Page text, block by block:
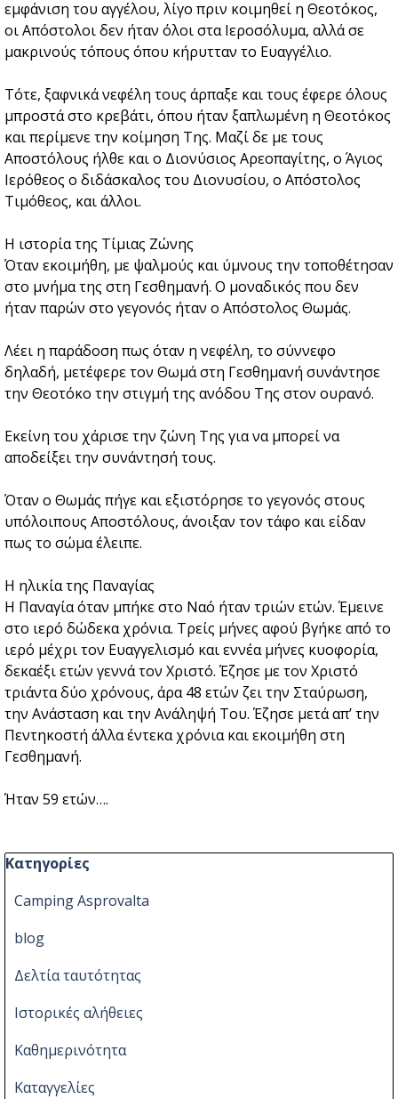
εμφάνιση του αγγέλου, λίγο πριν κοιμηθεί η Θεοτόκος,
οι Απόστολοι δεν ήταν όλοι στα Ιεροσόλυμα, αλλά σε
μακρινούς τόπους όπου κήρυτταν το Ευαγγέλιο.
Τότε, ξαφνικά νεφέλη τους άρπαξε και τους έφερε όλους
μπροστά στο κρεβάτι, όπου ήταν ξαπλωμένη η Θεοτόκος
και περίμενε την κοίμηση Της. Μαζί δε με τους
Αποστόλους ήλθε και ο Διονύσιος Aρεοπαγίτης, ο Άγιος
Ιερόθεος ο διδάσκαλος του Διονυσίου, ο Απόστολος
Τιμόθεος, και άλλοι.
Η ιστορία της Τίμιας Ζώνης
Όταν εκοιμήθη, με ψαλμούς και ύμνους την τοποθέτησαν
στο μνήμα της στη Γεσθημανή. Ο μοναδικός που δεν
ήταν παρών στο γεγονός ήταν ο Απόστολος Θωμάς.
Λέει η παράδοση πως όταν η νεφέλη, το σύννεφο
δηλαδή, μετέφερε τον Θωμά στη Γεσθημανή συνάντησε
την Θεοτόκο την στιγμή της ανόδου Της στον ουρανό.
Εκείνη του χάρισε την ζώνη Της για να μπορεί να
αποδείξει την συνάντησή τους.
Όταν ο Θωμάς πήγε και εξιστόρησε το γεγονός στους
υπόλοιπους Αποστόλους, άνοιξαν τον τάφο και είδαν
πως το σώμα έλειπε.
Η ηλικία της Παναγίας
Η Παναγία όταν μπήκε στο Ναό ήταν τριών ετών. Έμεινε
στο ιερό δώδεκα χρόνια. Τρείς μήνες αφού βγήκε από το
ιερό μέχρι τον Ευαγγελισμό και εννέα μήνες κυοφορία,
δεκαέξι ετών γεννά τον Χριστό. Έζησε με τον Χριστό
τριάντα δύο χρόνους, άρα 48 ετών ζει την Σταύρωση,
την Ανάσταση και την Ανάληψή Του. Έζησε μετά απ’ την
Πεντηκοστή άλλα έντεκα χρόνια και εκοιμήθη στη
Γεσθημανή.
Ήταν 59 ετών….
Παράλειψη μπλόκ Κατηγορίες
Κατηγορίες
Camping Asprovalta
blog
Δελτία ταυτότητας
Ιστορικές αλήθειες
Καθημερινότητα
Καταγγελίες